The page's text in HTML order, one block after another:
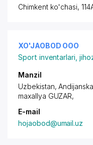
Chimkent ko'chasi,
XO'JAOBOD ООО
Sport inventarlari,
Manzil
Uzbekistan,
maxallya GUZAR,
E-mail
hojaobod@umail.uz